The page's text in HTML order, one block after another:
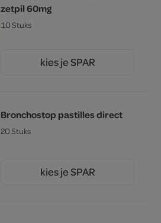
zetpil 60mg
10 Stuks
kies je SPAR
Bronchostop pastilles direct
20 Stuks
kies je SPAR